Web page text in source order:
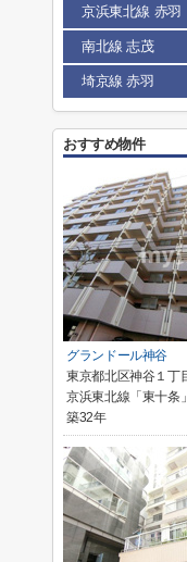
京浜東北線 赤羽
南北線 志茂
埼京線 赤羽
おすすめ物件
グランドール神谷
東京都北区神谷１丁
京浜東北線「東十条
築32年